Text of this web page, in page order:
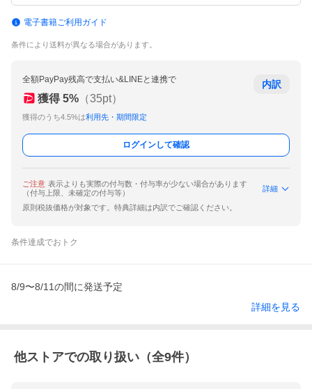
電子書籍ご利用ガイド
条件により送料が異なる場合があります。
全額PayPay残高で支払い&LINEと連携で
獲得 5% （35pt）
獲得のうち4.5%は利用先・期間限定
内訳
ログインして確認
ご注意 表示よりも実際の付与数・付与率が少ない場合があります
（付与上限、未確定の付与等）
詳細
原則税抜価格が対象です。特典詳細は内訳でご確認ください。
条件達成でおトク
8/9〜8/11の間に発送予定
詳細を見る
他ストアでの取り扱い（全9件）